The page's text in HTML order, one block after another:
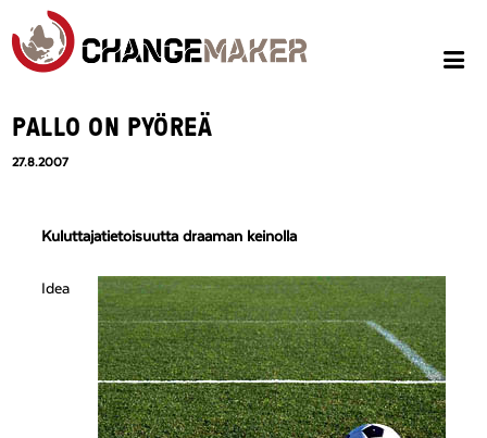
PALLO ON PYÖREÄ
27.8.2007
Kuluttajatietoisuutta draaman keinolla
Idea